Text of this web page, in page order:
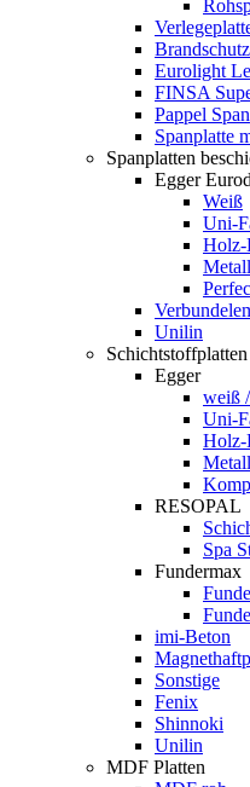
Eurolight
FINSA
Pappel
Spanplatte
Spanplatten
Egger
Weiß
Uni-
Holz-
Unilin
Schichtstoffplatten
Egger
weiß
Uni-
Holz-
RESOPAL
Spa
Fundermax
imi-Beton
Sonstige
Fenix
Shinnoki
Unilin
MDF Platten